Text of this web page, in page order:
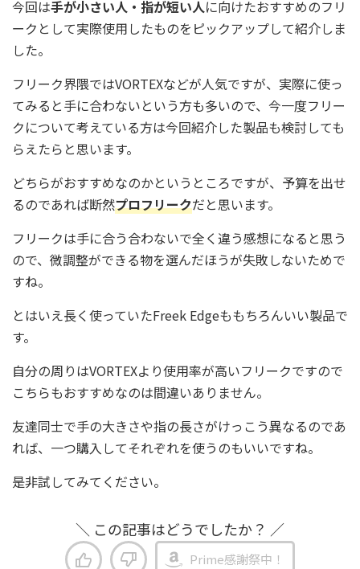
今回は手が小さい人・指が短い人に向けたおすすめのフリ
ークとして実際使用したものをピックアップして紹介しま
した。
フリーク界隈ではVORTEXなどが人気ですが、実際に使っ
てみると手に合わないという方も多いので、今一度フリー
クについて考えている方は今回紹介した製品も検討しても
らえたらと思います。
どちらがおすすめなのかというところですが、予算を出せ
るのであれば断然プロフリークだと思います。
フリークは手に合う合わないで全く違う感想になると思う
ので、微調整ができる物を選んだほうが失敗しないためで
すね。
とはいえ長く使っていたFreek Edgeももちろんいい製品で
す。
自分の周りはVORTEXより使用率が高いフリークですので
こちらもおすすめなのは間違いありません。
友達同士で手の大きさや指の長さがけっこう異なるのであ
れば、一つ購入してそれぞれを使うのもいいですね。
是非試してみてください。
＼ この記事はどうでしたか？ ／
Prime感謝祭中！